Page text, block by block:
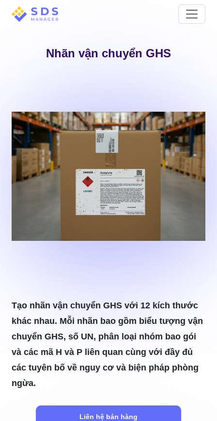
Nhãn vận chuyển GHS
Tạo nhãn vận chuyển GHS với 12 kích thước
khác nhau. Mỗi nhãn bao gồm biểu tượng vận
chuyển GHS, số UN, phân loại nhóm bao gói
và các mã H và P liên quan cùng với đầy đủ
các tuyên bố về nguy cơ và biện pháp phòng
ngừa.
Liên hệ bán hàng